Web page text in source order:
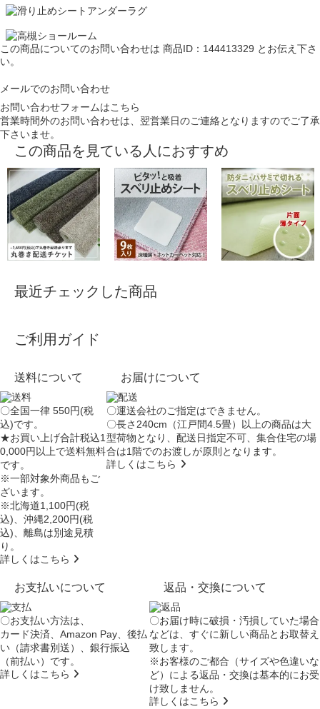
この商品についてのお問い合わせは 商品ID：144413329 とお伝え下さ
い。
メールでのお問い合わせ
お問い合わせフォームはこちら
営業時間外のお問い合わせは、翌営業日のご連絡となりますのでご了承
下さいませ。
この商品を見ている人におすすめ
最近チェックした商品
ご利用ガイド
送料について
〇全国一律 550円(税
込)です。
★お買い上げ合計税込1
0,000円以上で送料無料
です。
※一部対象外商品もご
ざいます。
※北海道1,100円(税
込)、沖縄2,200円(税
込)、離島は別途見積
り。
詳しくはこちら
お届けについて
〇運送会社のご指定はできません。
〇長さ240cm（江戸間4.5畳）以上の商品は大
型荷物となり、配送日指定不可 、集合住宅の場
合は1階でのお渡しが原則となります。
詳しくはこちら
お支払いについて
〇お支払い方法は、
カード決済、Amazon Pay、後払
い（請求書別送）、銀行振込
（前払い）です。
詳しくはこちら
返品・交換について
〇お届け時に破損・汚損していた場合
などは、すぐに新しい商品とお取替え
致します。
※お客様のご都合（サイズや色違いな
ど）による返品・交換は基本的にお受
け致しません。
詳しくはこちら